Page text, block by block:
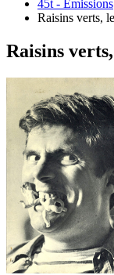
45t - Emissions
Raisins verts,
Raisins